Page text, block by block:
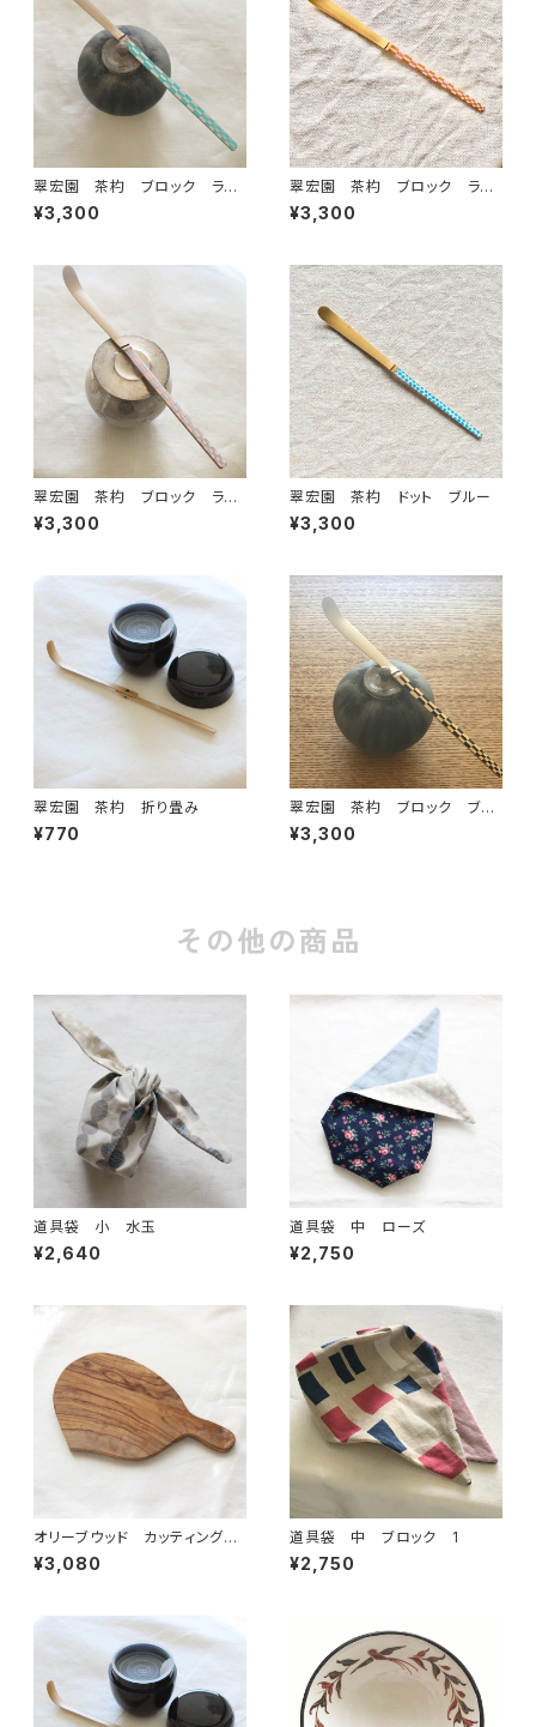
翠宏園 茶杓 ブロック ライ
トブルー
¥3,300
翠宏園 茶杓 ブロック ライ
トピンク×ゴールド
¥3,300
翠宏園 茶杓 ブロック ライ
トピンク
¥3,300
翠宏園 茶杓 ドット ブルー
¥3,300
翠宏園 茶杓 折り畳み
¥770
翠宏園 茶杓 ブロック ブラ
ック
¥3,300
その他の商品
道具袋 小 水玉
¥2,640
道具袋 中 ローズ
¥2,750
オリーブウッド カッティングボ
ード 小 3
¥3,080
道具袋 中 ブロック 1
¥2,750